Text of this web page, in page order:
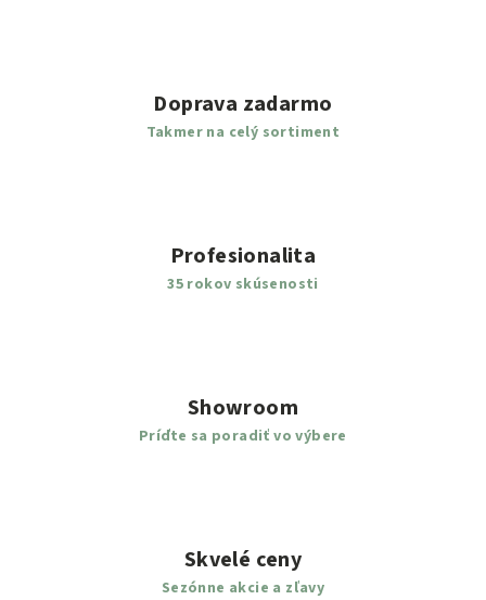
v
k
i
s
Doprava zadarmo
Takmer na celý sortiment
Profesionalita
35 rokov skúsenosti
Showroom
Príďte sa poradiť vo výbere
Skvelé ceny
Sezónne akcie a zľavy